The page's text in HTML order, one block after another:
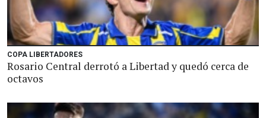
COPA LIBERTADORES
Rosario Central derrotó a Libertad y quedó cerca de
octavos